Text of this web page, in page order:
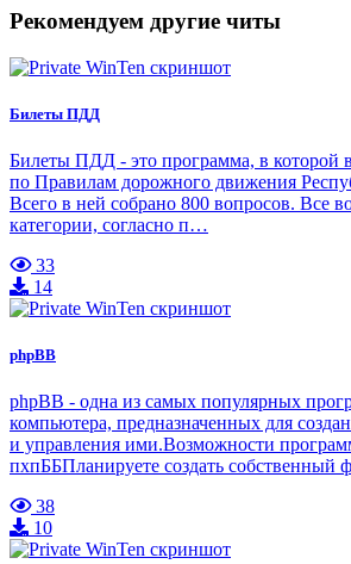
Рекомендуем другие читы
Билеты ПДД
Билеты ПДД - это программа, в которой
по Правилам дорожного движения
Всего в ней собрано 800 вопросов. Все
категории, согласно п…
33
14
phpBB
phpBB - одна из самых популярных
компьютера, предназначенных для
и управления ими.Возможности
пхпББПланируете создать собственный
38
10